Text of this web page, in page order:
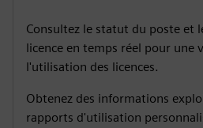
Consultez le statut du poste et
licence en temps réel pour une
l'utilisation des licences.
Obtenez des informations
rapports d'utilisation